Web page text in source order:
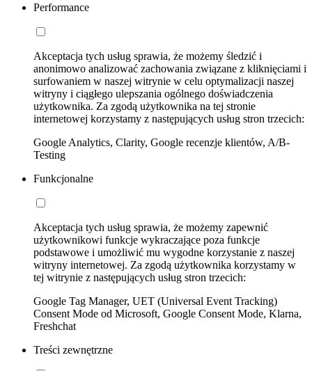
Performance
Akceptacja tych usług sprawia, że możemy śledzić i
anonimowo analizować zachowania związane z kliknięciami i
surfowaniem w naszej witrynie w celu optymalizacji naszej
witryny i ciągłego ulepszania ogólnego doświadczenia
użytkownika. Za zgodą użytkownika na tej stronie
internetowej korzystamy z następujących usług stron trzecich:
Google Analytics, Clarity, Google recenzje klientów, A/B-
Testing
Funkcjonalne
Akceptacja tych usług sprawia, że możemy zapewnić
użytkownikowi funkcje wykraczające poza funkcje
podstawowe i umożliwić mu wygodne korzystanie z naszej
witryny internetowej. Za zgodą użytkownika korzystamy w
tej witrynie z następujących usług stron trzecich:
Google Tag Manager, UET (Universal Event Tracking)
Consent Mode od Microsoft, Google Consent Mode, Klarna,
Freshchat
Treści zewnętrzne